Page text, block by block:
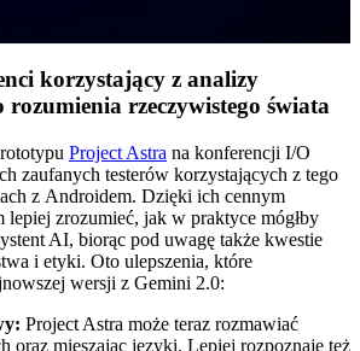
korzystający z analizy
rzeczywistego świata
Project Astra na konferencji I/O
zaufanych testerów korzystających z tego
z Androidem. Dzięki ich cennym
lepiej zrozumieć, jak w praktyce mógłby
AI, biorąc pod uwagę także kwestie
i etyki. Oto ulepszenia, które
wersji z Gemini 2.0:
Project Astra może teraz rozmawiać
oraz mieszając języki. Lepiej rozpoznaje też